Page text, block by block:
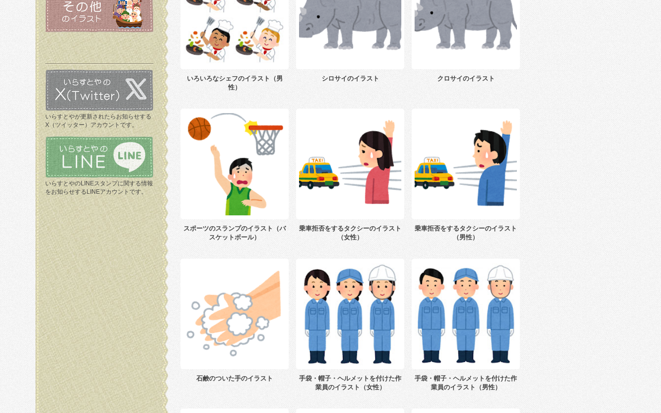
いらすとやが更新されたらお知らせする
X（ツイッター）アカウントです。
いらすとやのLINEスタンプに関する情報
をお知らせするLINEアカウントです。
いろいろなシェフのイラスト（男
性）
シロサイのイラスト クロサイのイラスト
スポーツのスランプのイラスト（バ
スケットボール）
乗車拒否をするタクシーのイラスト
（女性）
乗車拒否をするタクシーのイラスト
（男性）
石鹸のついた手のイラスト
手袋・帽子・ヘルメットを付けた作
業員のイラスト（女性）
手袋・帽子・ヘルメットを付けた作
業員のイラスト（男性）